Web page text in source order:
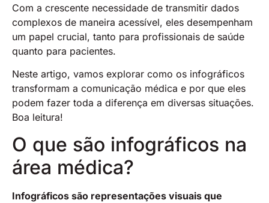
Com a crescente necessidade de transmitir dados
complexos de maneira acessível, eles desempenham
um papel crucial, tanto para profissionais de saúde
quanto para pacientes.
Neste artigo, vamos explorar como os infográficos
transformam a comunicação médica e por que eles
podem fazer toda a diferença em diversas situações.
Boa leitura!
O que são infográficos na
área médica?
Infográficos são representações visuais que